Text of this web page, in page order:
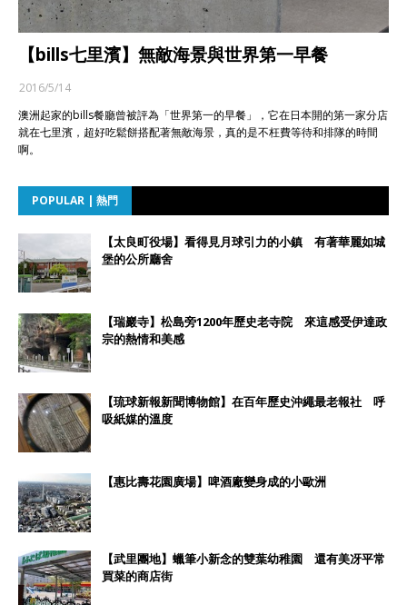
【bills七里濱】無敵海景與世界第一早餐
2016/5/14
澳洲起家的bills餐廳曾被評為「世界第一的早餐」，它在日本開的第一家分店
就在七里濱，超好吃鬆餅搭配著無敵海景，真的是不枉費等待和排隊的時間
啊。
POPULAR | 熱門
【太良町役場】看得見月球引力的小鎮 有著華麗如城
堡的公所廳舍
【瑞巖寺】松島旁1200年歷史老寺院 來這感受伊達政
宗的熱情和美感
【琉球新報新聞博物館】在百年歷史沖繩最老報社 呼
吸紙媒的溫度
【惠比壽花園廣場】啤酒廠變身成的小歐洲
【武里團地】蠟筆小新念的雙葉幼稚園 還有美冴平常
買菜的商店街